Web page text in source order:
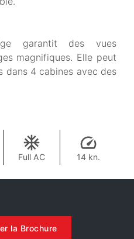
garantit des vues
magnifiques. Elle peut
dans 4 cabines avec des
Full AC 14 kn.
la Brochure